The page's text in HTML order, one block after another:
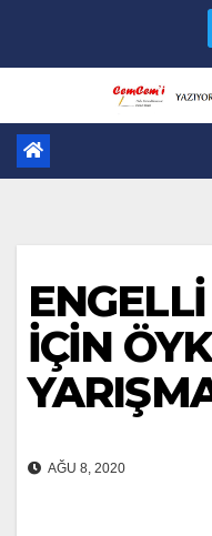
İÇİN
AĞU 8, 2020